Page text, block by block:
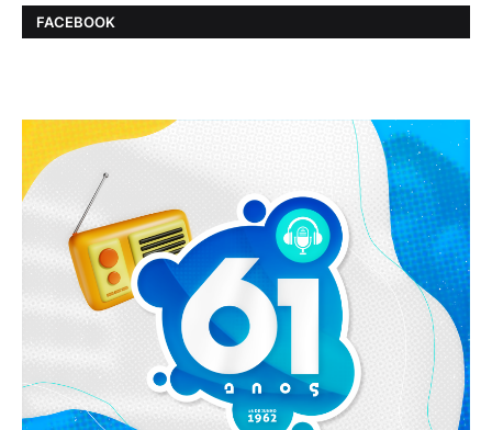
FACEBOOK